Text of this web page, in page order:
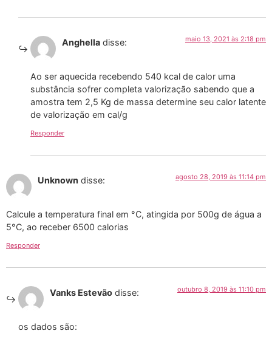
Anghella disse: maio 13, 2021 às 2:18 pm
Ao ser aquecida recebendo 540 kcal de calor uma
substância sofrer completa valorização sabendo que a
amostra tem 2,5 Kg de massa determine seu calor latente
de valorização em cal/g
Responder
Unknown disse: agosto 28, 2019 às 11:14 pm
Calcule a temperatura final em °C, atingida por 500g de água a
5°C, ao receber 6500 calorias
Responder
Vanks Estevão disse: outubro 8, 2019 às 11:10 pm
os dados são: